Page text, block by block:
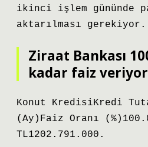
ikinci işlem gününde
aktarılması gerekiyor.
Ziraat Bankası
kadar faiz
Konut KredisiKredi
(Ay)Faiz Oranı
TL1202.791.000.